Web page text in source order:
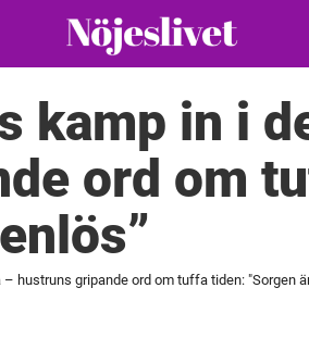
kamp in i
ord om
hustruns gripande ord om tuffa tiden: "Sorgen